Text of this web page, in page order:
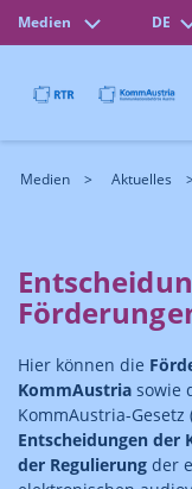
Medien DE
Medien Aktuelles
Hier können die
KommAustria sowie
KommAustria-
Entscheidungen der
der Regulierung der